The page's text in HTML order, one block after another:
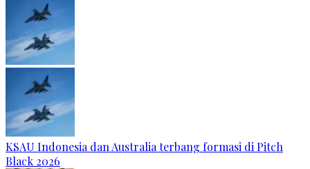
KSAU Indonesia dan Australia terbang formasi di Pitch
Black 2026